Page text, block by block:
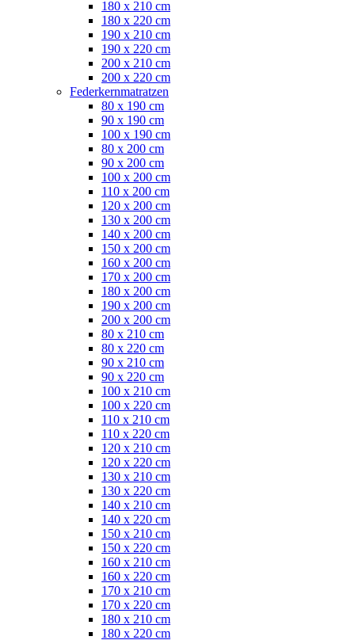
180 x 210 cm
180 x 220 cm
190 x 210 cm
190 x 220 cm
200 x 210 cm
200 x 220 cm
Federkernmatratzen
80 x 190 cm
90 x 190 cm
100 x 190 cm
80 x 200 cm
90 x 200 cm
100 x 200 cm
110 x 200 cm
120 x 200 cm
130 x 200 cm
140 x 200 cm
150 x 200 cm
160 x 200 cm
170 x 200 cm
180 x 200 cm
190 x 200 cm
200 x 200 cm
80 x 210 cm
80 x 220 cm
90 x 210 cm
90 x 220 cm
100 x 210 cm
100 x 220 cm
110 x 210 cm
110 x 220 cm
120 x 210 cm
120 x 220 cm
130 x 210 cm
130 x 220 cm
140 x 210 cm
140 x 220 cm
150 x 210 cm
150 x 220 cm
160 x 210 cm
160 x 220 cm
170 x 210 cm
170 x 220 cm
180 x 210 cm
180 x 220 cm